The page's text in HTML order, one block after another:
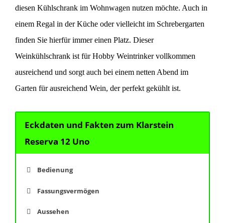
diesen Kühlschrank im Wohnwagen nutzen möchte. Auch in
einem Regal in der Küche oder vielleicht im Schrebergarten
finden Sie hierfür immer einen Platz. Dieser
Weinkühlschrank ist für Hobby Weintrinker vollkommen
ausreichend und sorgt auch bei einem netten Abend im
Garten für ausreichend Wein, der perfekt gekühlt ist.
Eckdaten und Fakten zum Klarstein
Reserva 12 Uno
Bedienung
Fassungsvermögen
Aussehen